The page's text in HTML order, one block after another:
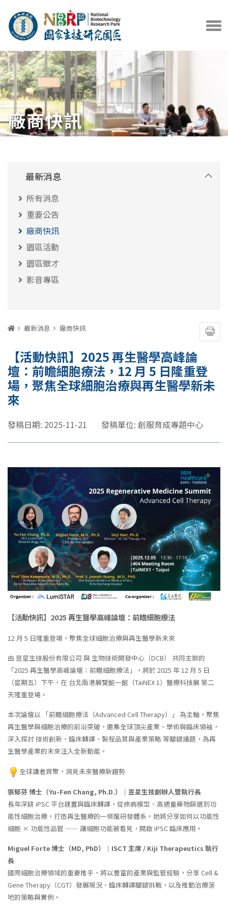
中央研究院官方網站 打開選
廠商快訊
最新消息
所有消息
重要公告
廠商快訊
園區活動
園區徵才
影音專區
首頁 最新消息 廠商快訊 友善
【活動快訊】2025 再生醫學高峰論
壇：前瞻細胞療法，12 月 5 日隆重登
場，聚焦全球細胞治療與再生醫學新未
來
發稿日期: 2025-11-21 發稿單位: 創服育成專題中心
【活動快訊】2025 再生醫學高峰論壇：前瞻細胞療法
12 月 5 日隆重登場，聚焦全球細胞治療與再生醫學新未來
由 昱星生技股份有限公司 與 生物技術開發中心（DCB） 共同主辦的
「2025 再生醫學高峰論壇：前瞻細胞療法」，將於 2025 年 12 月 5 日
（星期五）下午，在 台北南港展覽館一館（TaiNEX 1）醫療科技展 第二
天隆重登場。
本次論壇以 「前瞻細胞療法（Advanced Cell Therapy）」 為主軸，聚焦
再生醫學與細胞治療的前沿突破，邀集全球頂尖產業、學術與臨床領袖，
深入探討 技術創新、臨床轉譯、製程品質與產業策略 等關鍵議題，為再
生醫學產業的未來注入全新動能。
全球講者齊聚，洞見未來醫療新趨勢
張郁芬 博士（Yu-Fen Chang, Ph.D.）｜昱星生技創辦人暨執行長
長年深耕 iPSC 平台建置與臨床轉譯，從疾病模型、高通量藥物篩選到功
能性細胞治療，打造再生醫療的一條龍研發體系。她將分享如何以功能性
細胞 × 功能性品管 —— 讓細胞功能被看見，開啟 iPSC 臨床應用。
Miguel Forte 博士（MD, PhD）｜ISCT 主席 / Kiji Therapeutics 執行
長
國際細胞治療領域的重要推手，將以豐富的產業與監管經驗，分享 Cell &
Gene Therapy（CGT）發展現況、臨床轉譯關鍵挑戰，以及推動治療落
地的策略與實例。